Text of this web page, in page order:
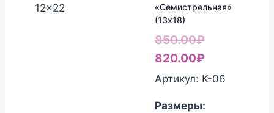
12x22
«Семистрельная»
(13х18)
850.00₽
цена
составляла
820.00₽Текущая
цена:
Артикул: К-06
Размеры: